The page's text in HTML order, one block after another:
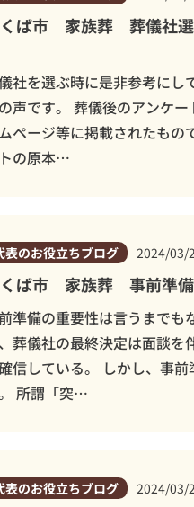
ば市 家族葬 葬儀社
社を選ぶ時に是非参考にし
声です。 葬儀後のアンケ
ページ等に掲載されたもの
の原本…
表のお役立ちブログ 2024/03/
ば市 家族葬 事前準
準備の重要性は言うまでも
葬儀社の最終決定は面談を
信している。 しかし、事
所謂「突…
表のお役立ちブログ 2024/03/